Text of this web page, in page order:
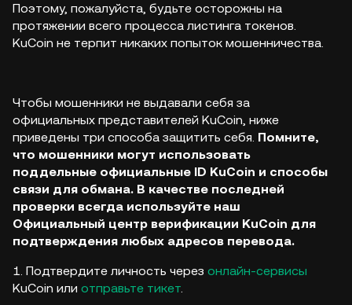
Поэтому, пожалуйста, будьте осторожны на
протяжении всего процесса листинга токенов.
KuCoin не терпит никаких попыток мошенничества.
Чтобы мошенники не выдавали себя за
официальных представителей KuCoin, ниже
приведены три способа защитить себя. Помните,
что мошенники могут использовать
поддельные официальные ID KuCoin и способы
связи для обмана. В качестве последней
проверки всегда используйте наш
Официальный центр верификации KuCoin для
подтверждения любых адресов перевода.
1. Подтвердите личность через онлайн-сервисы
KuCoin или отправьте тикет.